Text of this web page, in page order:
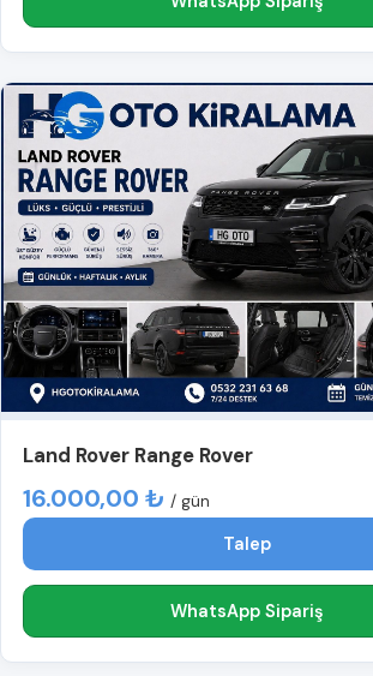
Land Rover Range Rover
16.000,00 ₺ / gün
Talep
WhatsApp Sipariş